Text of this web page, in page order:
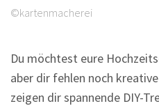
©kartenmacherei
Du möchtest eure
aber dir fehlen noch
zeigen dir spannende DIY-